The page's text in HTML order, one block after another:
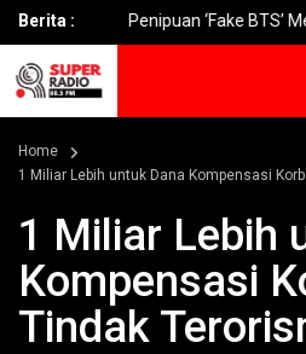
Berita :Penipuan ‘Fake BTS’ Mengintai
Home
1 Miliar Lebih untuk Dana Kompensasi
1 Miliar Lebih
Kompensasi
Tindak